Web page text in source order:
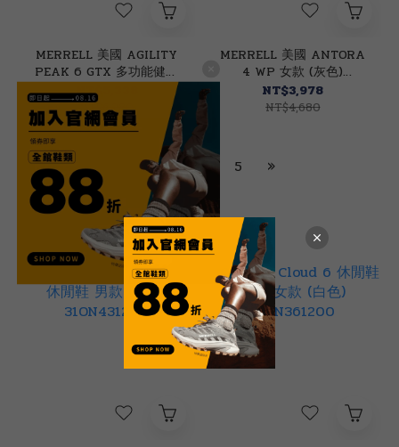
MERRELL 美國 AGILITY
PEAK 6 GTX 多功能健行
鞋 男款 (灰色)
33ML005562
NT$5,338
NT$6,280
MERRELL 美國 ANTORA
4 WP 女款 (灰色)
31ML005453
NT$3,978
NT$4,680
2 3 4 5 »